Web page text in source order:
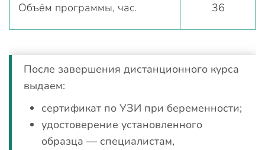
Объём программы, час. 36
После завершения дистанционного курса
выдаем:
сертификат по УЗИ при беременности;
удостоверение установленного
образца — специалистам,